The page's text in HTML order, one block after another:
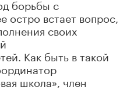
борьбы с
остро встает вопрос,
своих
Как быть в такой
школа», член